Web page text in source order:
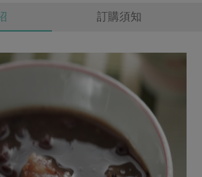
訂購須知